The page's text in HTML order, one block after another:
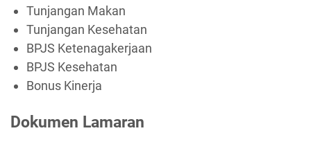
Tunjangan Makan
Tunjangan Kesehatan
BPJS Ketenagakerjaan
BPJS Kesehatan
Bonus Kinerja
Dokumen Lamaran